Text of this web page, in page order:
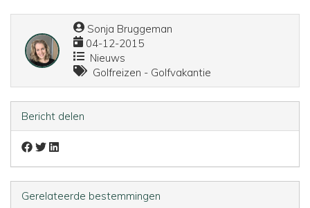
Sonja Bruggeman
04-12-2015
Nieuws
Golfreizen - Golfvakantie
Bericht delen
Gerelateerde bestemmingen